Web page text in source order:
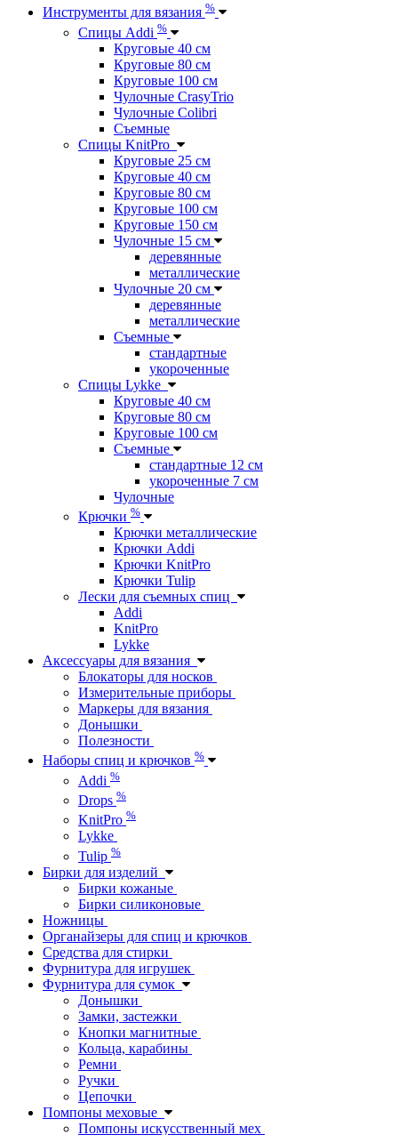
Инструменты для вязания %
Спицы Addi %
Круговые 40 см
Круговые 80 см
Круговые 100 см
Чулочные CrasyTrio
Чулочные Colibri
Съемные
Спицы KnitPro
Круговые 25 см
Круговые 40 см
Круговые 80 см
Круговые 100 см
Круговые 150 см
Чулочные 15 см
деревянные
металлические
Чулочные 20 см
деревянные
металлические
Съемные
стандартные
укороченные
Спицы Lykke
Круговые 40 см
Круговые 80 см
Круговые 100 см
Съемные
стандартные 12 см
укороченные 7 см
Чулочные
Крючки %
Крючки металлические
Крючки Addi
Крючки KnitPro
Крючки Tulip
Лески для съемных спиц
Addi
KnitPro
Lykke
Аксессуары для вязания
Блокаторы для носков
Измерительные приборы
Маркеры для вязания
Донышки
Полезности
Наборы спиц и крючков %
Addi %
Drops %
KnitPro %
Lykke
Tulip %
Бирки для изделий
Бирки кожаные
Бирки силиконовые
Ножницы
Органайзеры для спиц и крючков
Средства для стирки
Фурнитура для игрушек
Фурнитура для сумок
Донышки
Замки, застежки
Кнопки магнитные
Кольца, карабины
Ремни
Ручки
Цепочки
Помпоны меховые
Помпоны искусственный мех